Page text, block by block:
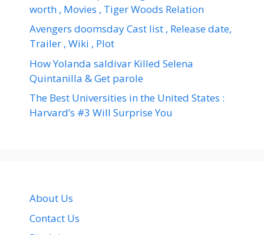
worth , Movies , Tiger Woods Relation
Avengers doomsday Cast list , Release date,
Trailer , Wiki , Plot
How Yolanda saldivar Killed Selena
Quintanilla & Get parole
The Best Universities in the United States :
Harvard’s #3 Will Surprise You
About Us
Contact Us